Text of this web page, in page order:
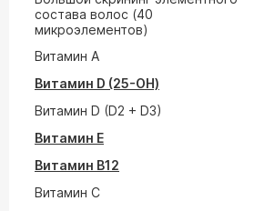
состава волос (40
микроэлементов)
Витамин A
Витамин D (25-ОН)
Витамин D (D2 + D3)
Витамин E
Витамин В12
Витамин С